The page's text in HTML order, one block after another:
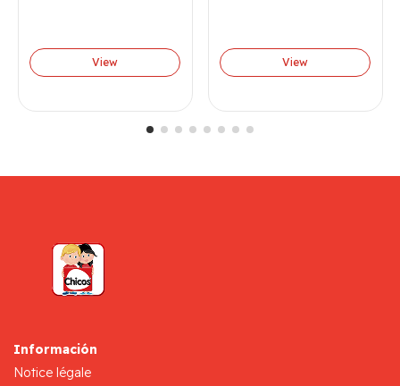
View View
Información
Notice légale